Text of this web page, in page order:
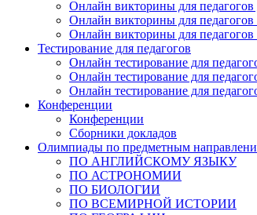
Онлайн викторины для
Онлайн викторины для
Онлайн викторины для
Тестирование для педагогов
Онлайн тестирование для
Онлайн тестирование для
Онлайн тестирование для
Конференции
Конференции
Сборники докладов
Олимпиады по предметным
ПО АНГЛИЙСКОМУ ЯЗЫКУ
ПО АСТРОНОМИИ
ПО БИОЛОГИИ
ПО ВСЕМИРНОЙ ИСТОРИИ